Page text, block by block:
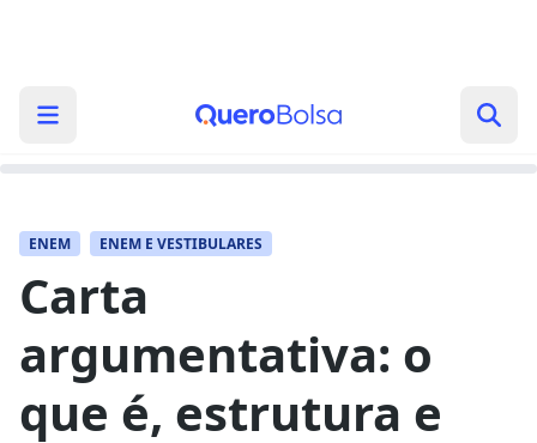
ENEM ENEM E VESTIBULARES
Carta
argumentativa: o
que é, estrutura e